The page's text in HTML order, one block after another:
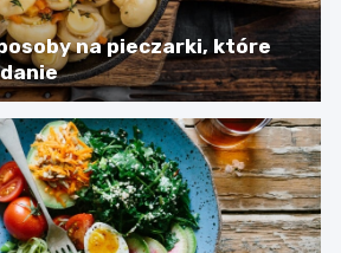
na pieczarki, które